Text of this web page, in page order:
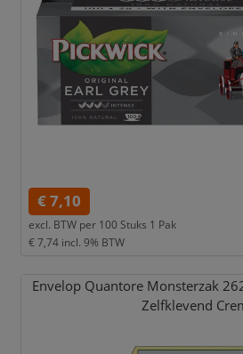
€ 7,10
excl. BTW per 100 Stuks 1 Pak
€ 7,74 incl. 9% BTW
Envelop Quantore Monsterzak
Zelfklevend